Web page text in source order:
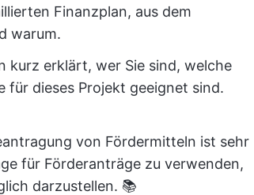
Finanzplan, aus dem
warum.
kurz erklärt, wer Sie sind, welche
für dieses Projekt geeignet sind.
von Fördermitteln ist sehr
für Förderanträge zu verwenden,
darzustellen. 📚